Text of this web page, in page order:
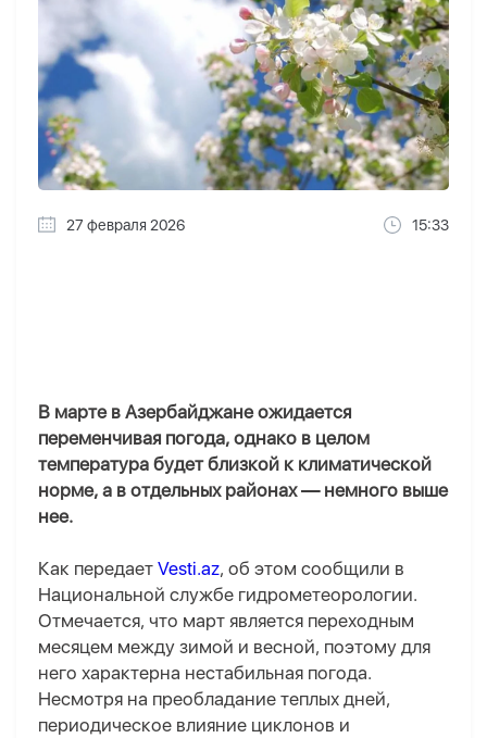
27 февраля 2026 15:33
В марте в Азербайджане ожидается
переменчивая погода, однако в целом
температура будет близкой к климатической
норме, а в отдельных районах — немного выше
нее.
Как передает Vesti.az, об этом сообщили в
Национальной службе гидрометеорологии.
Отмечается, что март является переходным
месяцем между зимой и весной, поэтому для
него характерна нестабильная погода.
Несмотря на преобладание теплых дней,
периодическое влияние циклонов и